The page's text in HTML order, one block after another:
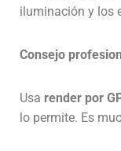
iluminación y los
Consejo
Usa render por
lo permite. Es